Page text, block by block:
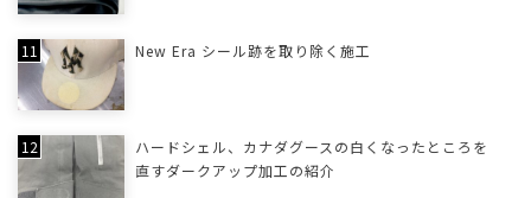
New Era シール跡を取り除く施工
ハードシェル、カナダグースの白くなったところを
直すダークアップ加工の紹介